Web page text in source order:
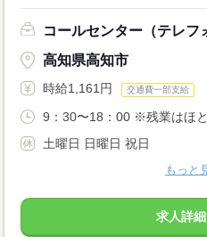
コールセンター（テレフ
高知県高知市
時給1,161円 交通費一部支給
9：30〜18：00 ※残業はほと
土曜日 日曜日 祝日
もっと
求人詳